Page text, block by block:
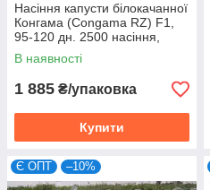
Насіння капусти білокачанної
Конгама (Congama RZ) F1,
95-120 дн. 2500 насіння,
калібровані, Rijk Zwaan
В наявності
1 885 ₴/упаковка
Купити
Є ОПТ –10%